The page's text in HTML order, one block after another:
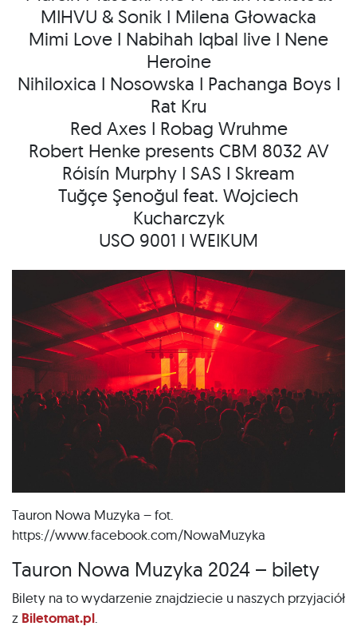
MIHVU & Sonik I Milena Głowacka
Mimi Love I Nabihah Iqbal live I Nene
Heroine
Nihiloxica I Nosowska I Pachanga Boys I
Rat Kru
Red Axes I Robag Wruhme
Robert Henke presents CBM 8032 AV
Róisín Murphy I SAS I Skream
Tuğçe Şenoğul feat. Wojciech
Kucharczyk
USO 9001 I WEIKUM
Tauron Nowa Muzyka – fot.
https://www.facebook.com/NowaMuzyka
Tauron Nowa Muzyka 2024 – bilety
Bilety na to wydarzenie znajdziecie u naszych przyjaciół
z Biletomat.pl